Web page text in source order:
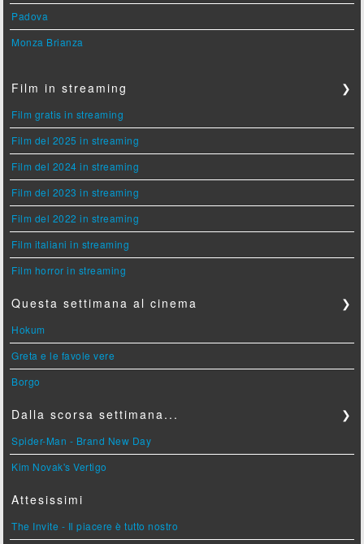
Padova
Monza Brianza
Film in streaming ❯
Film gratis in streaming
Film del 2025 in streaming
Film del 2024 in streaming
Film del 2023 in streaming
Film del 2022 in streaming
Film italiani in streaming
Film horror in streaming
Questa settimana al cinema ❯
Hokum
Greta e le favole vere
Borgo
Dalla scorsa settimana... ❯
Spider-Man - Brand New Day
Kim Novak's Vertigo
Attesissimi
The Invite - Il piacere è tutto nostro